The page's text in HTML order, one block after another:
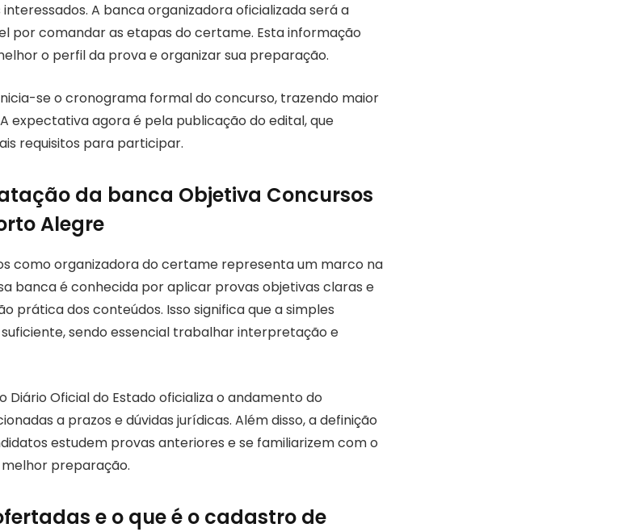
A banca organizadora oficializada será a
por comandar as etapas do certame. Esta informação
o perfil da prova e organizar sua preparação.
se o cronograma formal do concurso, trazendo maior
expectativa agora é pela publicação do edital, que
requisitos para participar.
da banca Objetiva Concursos
Alegre
como organizadora do certame representa um marco na
banca é conhecida por aplicar provas objetivas claras e
prática dos conteúdos. Isso significa que a simples
sendo essencial trabalhar interpretação e
Diário Oficial do Estado oficializa o andamento do
a prazos e dúvidas jurídicas. Além disso, a definição
estudem provas anteriores e se familiarizem com o
preparação.
e o que é o cadastro de